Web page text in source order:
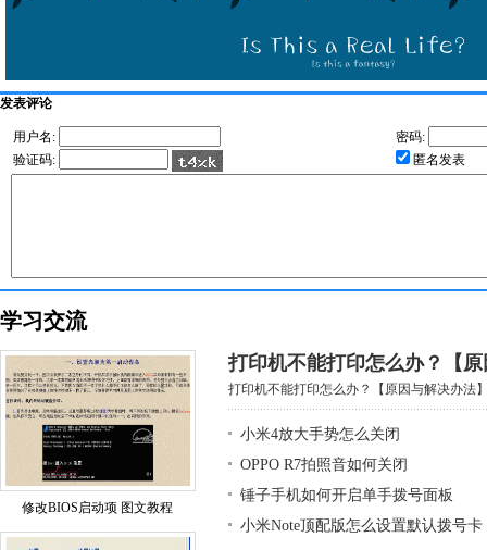
发表评论
用户名:
密码:
验证码:
匿名发表
学习交流
修改BIOS启动项 图文教程
打印机不能打印怎么办？【
打印机不能打印怎么办？【原因与解决办法
小米4放大手势怎么关闭
OPPO R7拍照音如何关闭
锤子手机如何开启单手拨号面板
小米Note顶配版怎么设置默认拨号卡